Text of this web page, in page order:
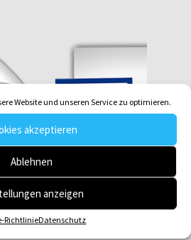
Website und unseren Service zu optimieren.
akzeptieren
Ablehnen
anzeigen
RichtlinieDatenschutz